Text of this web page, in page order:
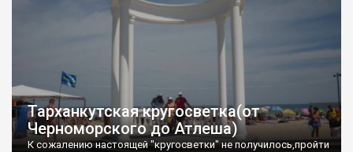
Тарханкутская кругосветка(от
Черноморского до Атлеша)
К сожалению настоящей "кругосветки" не получилось,пройти